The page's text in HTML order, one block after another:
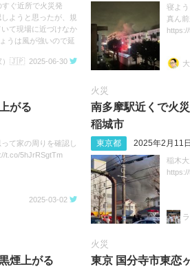
ぐ近所で火災発
ようと思ったが、規
て現場に近づけなか
うは風が強いので延
f6snODkBvw
）🇯🇵
2025-06-30
寝よ
真ん
がる
て家の周りを確認し
t.co/5hJrRSgtTm
2025-03-02
火災
南多摩駅近くで火
稲城市
東京都 2025年2月11
稲木
煙上がる
火災
東京 国分寺市東恋